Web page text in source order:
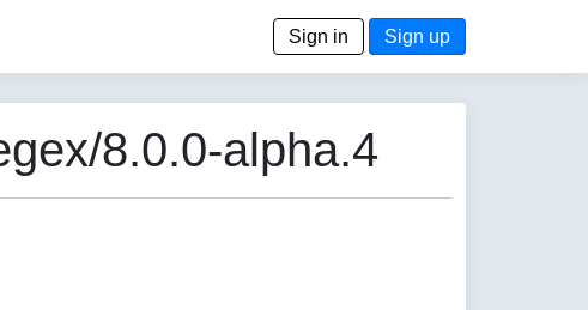
Sign in Sign up
8.0.0-alpha.4